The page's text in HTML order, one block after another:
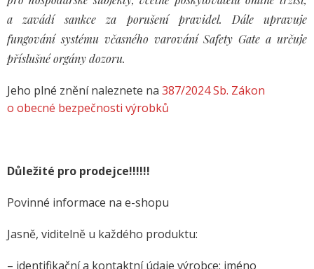
a zavádí sankce za porušení pravidel. Dále upravuje
fungování systému včasného varování Safety Gate a určuje
příslušné orgány dozoru.
Jeho plné znění naleznete na 387/2024 Sb. Zákon
o obecné bezpečnosti výrobků
Důležité pro prodejce!!!!!!
Povinné informace na e-shopu
Jasně, viditelně u každého produktu:
– identifikační a kontaktní údaje výrobce: jméno